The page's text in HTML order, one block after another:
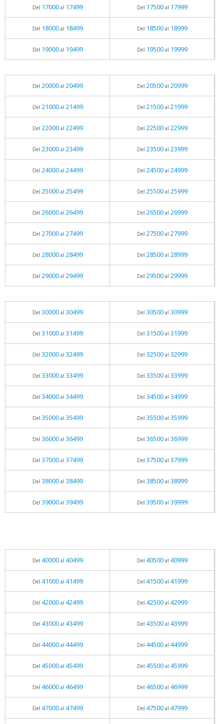
Del 17000al 17499 Del 17500al 17999
Del 18000al 18499 Del 18500al 18999
Del 19000al 19499 Del 19500al 19999
Del 20000al 20499 Del 20500al 20999
Del 21000al 21499 Del 21500al 21999
Del 22000al 22499 Del 22500al 22999
Del 23000al 23499 Del 23500al 23999
Del 24000al 24499 Del 24500al 24999
Del 25000al 25499 Del 25500al 25999
Del 26000al 26499 Del 26500al 26999
Del 27000al 27499 Del 27500al 27999
Del 28000al 28499 Del 28500al 28999
Del 29000al 29499 Del 29500al 29999
Del 30000al 30499 Del 30500al 30999
Del 31000al 31499 Del 31500al 31999
Del 32000al 32499 Del 32500al 32999
Del 33000al 33499 Del 33500al 33999
Del 34000al 34499 Del 34500al 34999
Del 35000al 35499 Del 35500al 35999
Del 36000al 36499 Del 36500al 36999
Del 37000al 37499 Del 37500al 37999
Del 38000al 38499 Del 38500al 38999
Del 39000al 39499 Del 39500al 39999
Del 40000al 40499 Del 40500al 40999
Del 41000al 41499 Del 41500al 41999
Del 42000al 42499 Del 42500al 42999
Del 43000al 43499 Del 43500al 43999
Del 44000al 44499 Del 44500al 44999
Del 45000al 45499 Del 45500al 45999
Del 46000al 46499 Del 46500al 46999
Del 47000al 47499 Del 47500al 47999